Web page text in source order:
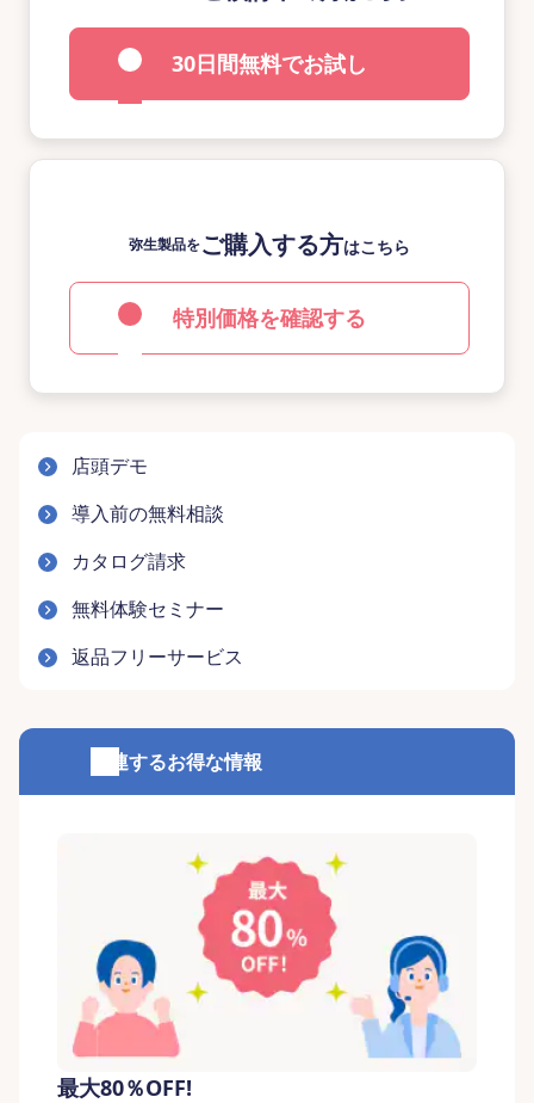
30日間無料でお試し
弥生製品をご購入する方はこちら
特別価格を確認する
店頭デモ
導入前の無料相談
カタログ請求
無料体験セミナー
返品フリーサービス
関連するお得な情報
最大80％OFF!